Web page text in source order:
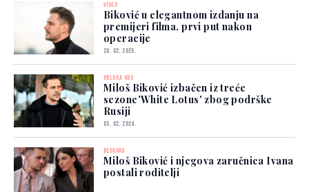
VIDEO
Biković u elegantnom izdanju na
premijeri filma, prvi put nakon
operacije
20. 02. 2025.
ODLUKA HBO
Miloš Biković izbačen iz treće
sezone'White Lotus' zbog podrške
Rusiji
03. 02. 2024.
BEOGRAD
Miloš Biković i njegova zaručnica Ivana
postali roditelji